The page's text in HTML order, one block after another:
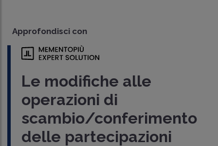
Approfondisci con
Le modifiche alle
operazioni di
scambio/conferimento
delle partecipazioni